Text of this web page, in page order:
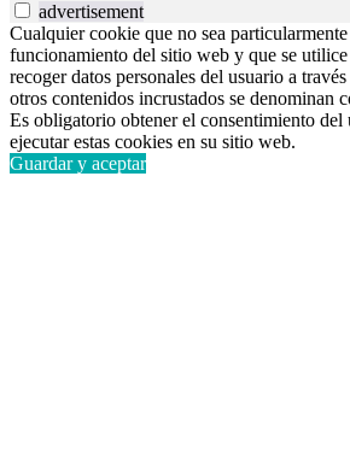
advertisement
Cualquier cookie que no sea
funcionamiento del sitio web y que se
recoger datos personales del usuario a
otros contenidos incrustados se denominan
Es obligatorio obtener el consentimiento del
ejecutar estas cookies en su sitio web.
Guardar y aceptar